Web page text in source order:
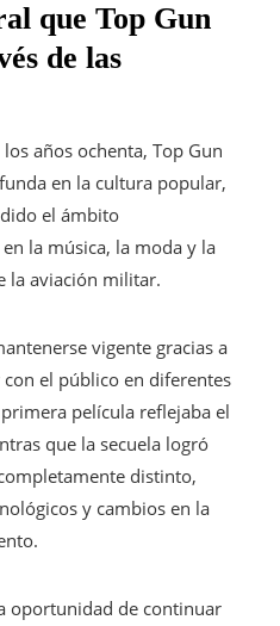
que Top Gun
de las
años ochenta, Top Gun
en la cultura popular,
el ámbito
la música, la moda y la
la aviación militar.
vigente gracias a
el público en diferentes
película reflejaba el
que la secuela logró
distinto,
y cambios en la
oportunidad de continuar